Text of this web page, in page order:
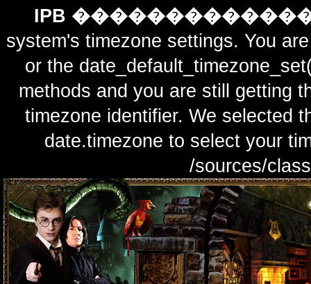
IPB
system's timezone settings. You
or the
methods and you are still getting
timezone identifier. We selected
date.timezone to select
/sources/